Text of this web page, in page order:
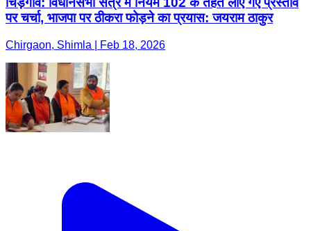
पर चर्चा, भाजपा पर ठीकरा फोड़ने का प्रयास: जयराम ठाकुर
Chirgaon, Shimla | Feb 18, 2026